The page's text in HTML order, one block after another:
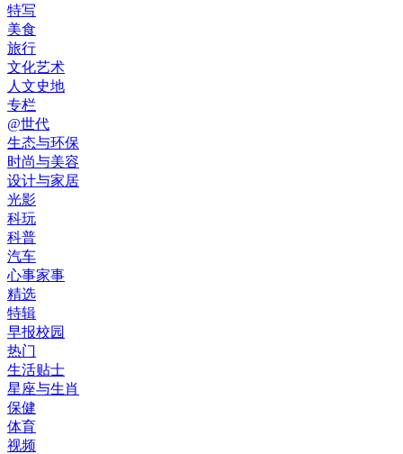
特写
美食
旅行
文化艺术
人文史地
专栏
@世代
生态与环保
时尚与美容
设计与家居
光影
科玩
科普
汽车
心事家事
精选
特辑
早报校园
热门
生活贴士
星座与生肖
保健
体育
视频